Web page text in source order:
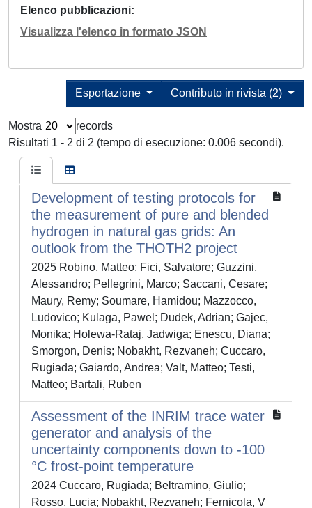
Elenco pubblicazioni
Visualizza l'elenco in formato JSON
Contributo in rivista (2)
Esportazione
Mostra
records
Risultati 1 - 2 di 2 (tempo di esecuzione: 0.006 secondi).
Development of testing protocols for
the measurement of pure and blended
hydrogen in natural gas grids: An
outlook from the THOTH2 project
2025 Robino, Matteo; Fici, Salvatore; Guzzini,
Alessandro; Pellegrini, Marco; Saccani, Cesare;
Maury, Remy; Soumare, Hamidou; Mazzocco,
Ludovico; Kulaga, Pawel; Dudek, Adrian; Gajec,
Monika; Holewa-Rataj, Jadwiga; Enescu, Diana;
Smorgon, Denis; Nobakht, Rezvaneh; Cuccaro,
Rugiada; Gaiardo, Andrea; Valt, Matteo; Testi,
Matteo; Bartali, Ruben
Assessment of the INRIM trace water
generator and analysis of the
uncertainty components down to -100
°C frost-point temperature
2024 Cuccaro, Rugiada; Beltramino, Giulio;
Rosso, Lucia; Nobakht, Rezvaneh; Fernicola, V